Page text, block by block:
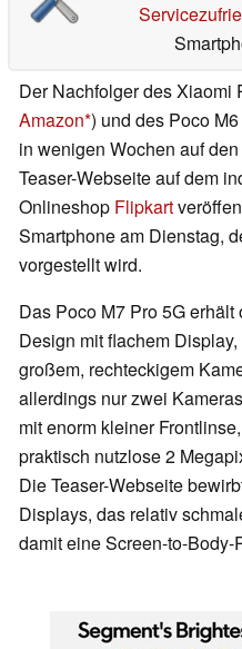
Der Nachfolger des Xiaomi
Amazon ) und des Poco
in wenigen Wochen auf
Teaser-Webseite auf dem
Onlineshop Flipkart
Smartphone am Dienstag,
vorgestellt wird.
Das Poco M7 Pro 5G
Design mit flachem
großem, rechteckigem
allerdings nur zwei
mit enorm kleiner
praktisch nutzlose 2
Die Teaser-Webseite
Displays, das relativ
damit eine Screen-to-